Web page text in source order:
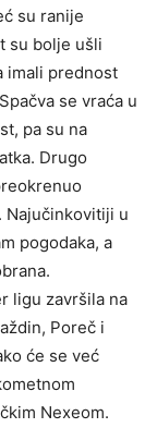
su ranije
su bolje ušli
imali prednost
se vraća u
pa su na
Drugo
Najučinkovitiji u
pogodaka, a
ligu završila na
Poreč i
će se već
Nexeom.